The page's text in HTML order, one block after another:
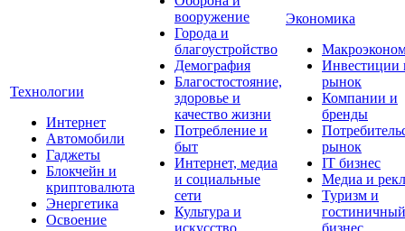
Технологии
Интернет
Автомобили
Гаджеты
Блокчейн и
криптовалюта
Энергетика
Освоение
вооружение
Города и
благоустройство
Демография
Благостостояние,
здоровье и
качество жизни
Потребление и
быт
Интернет, медиа
и социальные
сети
Культура и
искусство
Экономика
Инвестиции
рынок
Компании и
бренды
рынок
IT бизнес
Медиа и
Туризм и
гостиничный
бизнес